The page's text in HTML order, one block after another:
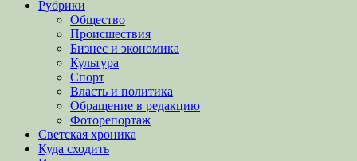
Рубрики
Общество
Происшествия
Бизнес и экономика
Культура
Спорт
Власть и политика
Обращение в редакцию
Фоторепортаж
Светская хроника
Куда сходить